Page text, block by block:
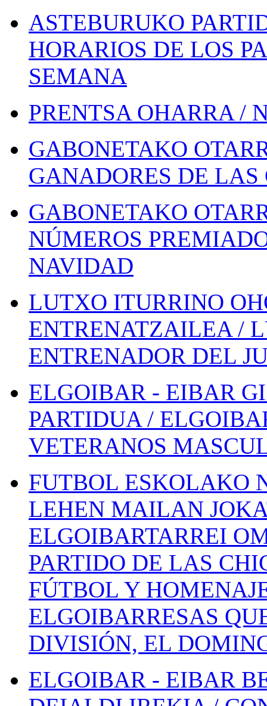
ASTEBURUKO
HORARIOS DE LOS
SEMANA
PRENTSA OHARRA /
GABONETAKO
GANADORES DE
GABONETAKO
NÚMEROS
NAVIDAD
LUTXO ITURRINO
ENTRENATZAILEA /
ENTRENADOR DEL
ELGOIBAR - EIBAR
PARTIDUA /
VETERANOS
FUTBOL ESKOLAKO
LEHEN MAILAN
ELGOIBARTARREI
PARTIDO DE LAS
FÚTBOL Y
ELGOIBARRESAS
DIVISIÓN, EL
ELGOIBAR - EIBAR